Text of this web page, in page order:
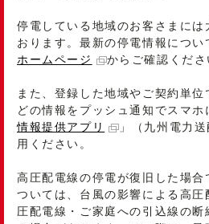
停電している地域のお客さまには
おります。最新の停電情報につい
ホームページ
からご確認くださ
また、登録した地域やご契約単
どの情報をプッシュ通知でスマホ
情報提供アプリ
」（九州電力
用ください。
高圧配電線の停電が復旧した場合
ついては、台風の影響による高
圧配電線・ご家庭への引込線の